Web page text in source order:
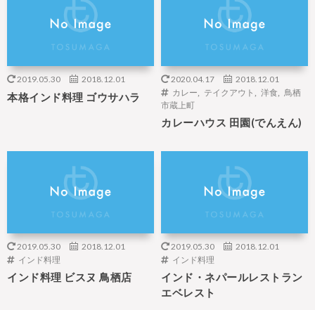
2019.05.30 2018.12.01
本格インド料理 ゴウサハラ
2020.04.17 2018.12.01
カレー テイクアウト 洋食
鳥栖
市蔵上町
カレーハウス 田園(でんえん)
2019.05.30 2018.12.01
インド料理
インド料理 ビスヌ 鳥栖店
2019.05.30 2018.12.01
インド料理
インド・ネパールレストラン
エベレスト